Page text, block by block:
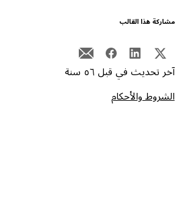
مشاركة هذا القالب
آخر تحديث في قبل ٥٦ سنة
الشروط والأحكام